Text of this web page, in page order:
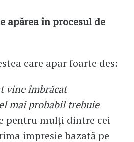
apărea în procesul de
care apar foarte des:
vine îmbrăcat
mai probabil trebuie
pentru mulți dintre cei
impresie bazată pe